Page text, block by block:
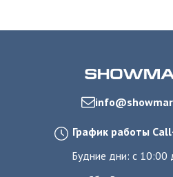
График работы
Будние дни: с 10:00